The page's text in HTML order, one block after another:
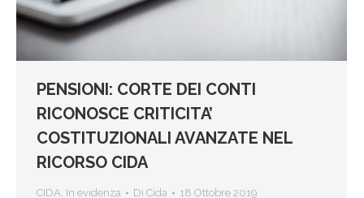
PENSIONI: CORTE DEI CONTI
RICONOSCE CRITICITA’
COSTITUZIONALI AVANZATE NEL
RICORSO CIDA
CIDA, In evidenza Di Cida 18 Ottobre 2019